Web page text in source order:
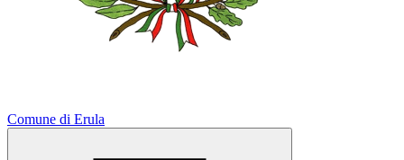
Comune di Erula